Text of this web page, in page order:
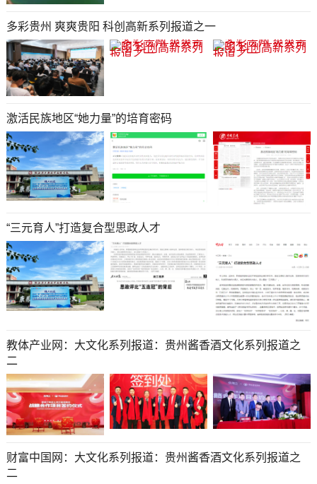
多彩贵州 爽爽贵阳 科创高新系列报道之一
激活民族地区“她力量”的培育密码
“三元育人”打造复合型思政人才
教体产业网：大文化系列报道：贵州酱香酒文化系列报道之
二
财富中国网：大文化系列报道：贵州酱香酒文化系列报道之
二